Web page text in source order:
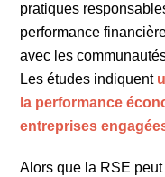
pratiques
performance
avec les
Les études indiquent
la performance
entreprises
Alors que la RSE